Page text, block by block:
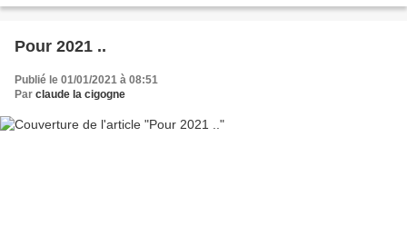
Pour 2021 ..
Publié le 01/01/2021 à 08:51
Par claude la cigogne